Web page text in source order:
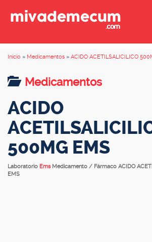
Inicio » Medicamentos » ACIDO ACETILSALICILICO
Medicamentos
ACIDO
500MG EMS
Laboratorio Ems Medicamento / Fármaco ACIDO
EMS